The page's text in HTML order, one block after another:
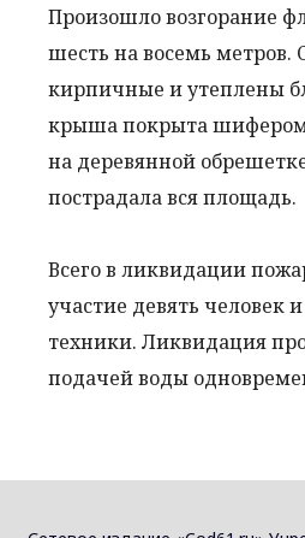
Произошло возгорание
шесть на восемь метров.
кирпичные и утеплены
крыша покрыта
на деревянной
пострадала вся площадь.
Всего в ликвидации
участие девять человек
техники. Ликвидация
подачей воды